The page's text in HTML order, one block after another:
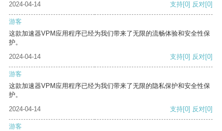
2024-04-14
支持[0] 反对[0]
游客
这款加速器VPM应用程序已经为我们带来了无限的流畅体验和安全性保
护。
2024-04-14
支持[0] 反对[0]
游客
这款加速器VPM应用程序已经为我们带来了无限的隐私保护和安全性保
护。
2024-04-14
支持[0] 反对[0]
游客